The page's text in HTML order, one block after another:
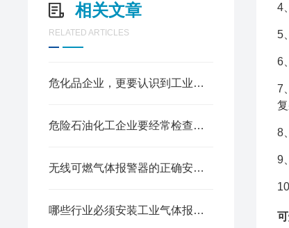
相关文章
RELATED ARTICLES
危化品企业，更要认识到工业气体报警器的重要性
危险石油化工企业要经常检查工业气体报警器的报警效果
无线可燃气体报警器的正确安装方法全解析，新手也能轻松上手
哪些行业必须安装工业气体报警器？这些地方不装可能违法！
4
5
6
7
8
9